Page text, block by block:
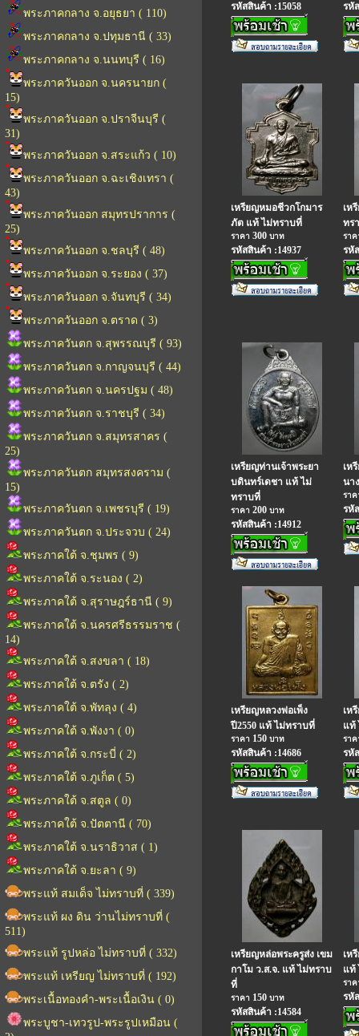
พระภาคกลาง จ.อยุธยา ( 110)
พระภาคกลาง จ.ปทุมธานี ( 33)
พระภาคกลาง จ.นนทบุรี ( 16)
พระภาควันออก จ.นครนายก (
15)
พระภาควันออก จ.ปราจีนบุรี (
31)
พระภาควันออก จ.สระแก้ว ( 10)
พระภาควันออก จ.ฉะเชิงเทรา (
43)
พระภาควันออก สมุทรปราการ (
25)
พระภาควันออก จ.ชลบุรี ( 48)
พระภาควันออก จ.ระยอง ( 37)
พระภาควันออก จ.จันทบุรี ( 34)
พระภาควันออก จ.ตราด ( 3)
พระภาควันตก จ.สุพรรณบุรี ( 93)
พระภาควันตก จ.กาญจนบุรี ( 44)
พระภาควันตก จ.นครปฐม ( 48)
พระภาควันตก จ.ราชบุรี ( 34)
พระภาควันตก จ.สมุทรสาคร (
25)
พระภาควันตก สมุทรสงคราม (
15)
พระภาควันตก จ.เพชรบุรี ( 19)
พระภาควันตก จ.ประจวบ ( 24)
พระภาคใต้ จ.ชุมพร ( 9)
พระภาคใต้ จ.ระนอง ( 2)
พระภาคใต้ จ.สุราษฎร์ธานี ( 9)
พระภาคใต้ จ.นครศรีธรรมราช (
14)
พระภาคใต้ จ.สงขลา ( 18)
พระภาคใต้ จ.ตรัง ( 2)
พระภาคใต้ จ.พัทลุง ( 4)
พระภาคใต้ จ.พังงา ( 0)
พระภาคใต้ จ.กระบี่ ( 2)
พระภาคใต้ จ.ภูเก็ต ( 5)
พระภาคใต้ จ.สตูล ( 0)
พระภาคใต้ จ.ปัตตานี ( 70)
พระภาคใต้ จ.นราธิวาส ( 1)
พระภาคใต้ จ.ยะลา ( 9)
พระแท้ สมเด็จ ไม่ทราบที่ ( 339)
พระแท้ ผง ดิน ว่านไม่ทราบที่ (
511)
พระแท้ รูปหล่อ ไม่ทราบที่ ( 332)
พระแท้ เหรียญ ไม่ทราบที่ ( 192)
พระเนื้อทองคำ-พระเนื้อเงิน ( 0)
พระบูชา-เทวรูป-พระรูปเหมือน (
รหัสสินค้า :15058 รหั
เหรียญหมอชีวกโกมาร
ภัต แท้ ไม่ทราบที่
ราคา 300 บาท
รหัสสินค้า :14937
เห
ทร
รา
รหั
เหรียญท่านเจ้าพระยา
บดินทร์เดชา แท้ ไม่
ทราบที่
ราคา 200 บาท
รหัสสินค้า :14912
เห
นา
รา
รหั
เหรียญหลวงพ่อเพ็ง
ปี2550 แท้ ไม่ทราบที่
ราคา 150 บาท
รหัสสินค้า :14686
เห
แท้
รา
รหั
เหรียญหล่อพระครูส่ง เขม
กาโม ว.ส.จ. แท้ ไม่ทราบ
ที่
ราคา 150 บาท
รหัสสินค้า :14584
เห
แท้
รา
รหั